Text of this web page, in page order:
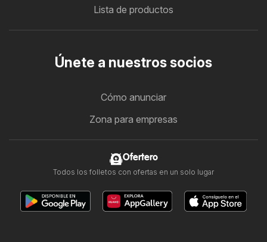
Lista de productos
Únete a nuestros socios
Cómo anunciar
Zona para empresas
Ofertero
Todos los folletos con ofertas en un solo lugar